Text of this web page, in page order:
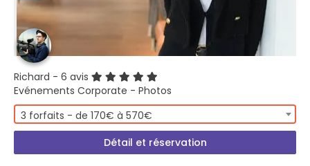
Richard - 6 avis
Evénements Corporate - Photos
3 forfaits - de 170€ à 570€
Détail et réservation